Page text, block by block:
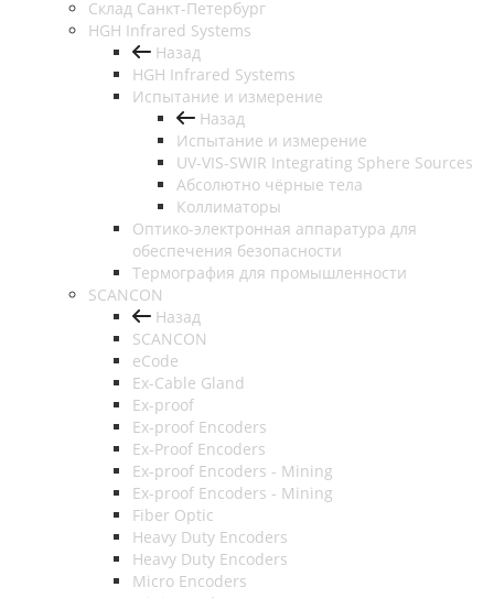
Cклад Санкт-Петербург
HGH Infrared Systems
Назад
HGH Infrared Systems
Испытание и измерение
Назад
Испытание и измерение
UV-VIS-SWIR Integrating Sphere Sources
Абсолютно чёрные тела
Коллиматоры
Оптико-электронная аппаратура для
обеспечения безопасности
Термография для промышленности
SCANCON
Назад
SCANCON
eCode
Ex-Cable Gland
Ex-proof
Ex-proof Encoders
Ex-Proof Encoders
Ex-proof Encoders - Mining
Ex-proof Encoders - Mining
Fiber Optic
Heavy Duty Encoders
Heavy Duty Encoders
Micro Encoders